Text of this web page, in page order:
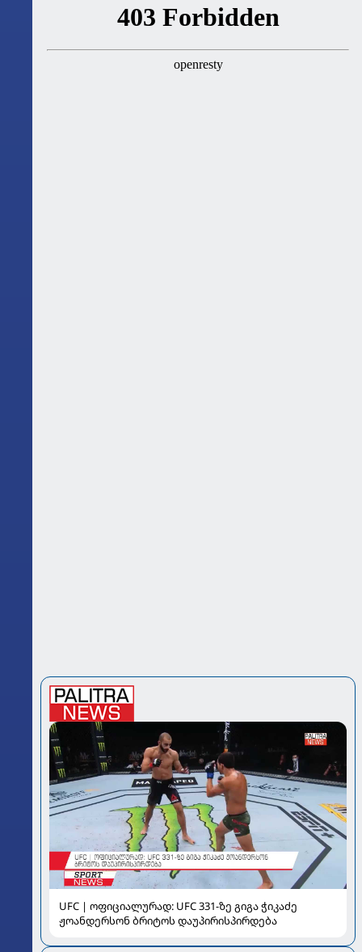
UFC | ოფიციალურად: UFC 331-ზე გიგა ჭიკაძე
ჟოანდერსონ ბრიტოს დაუპირისპირდება